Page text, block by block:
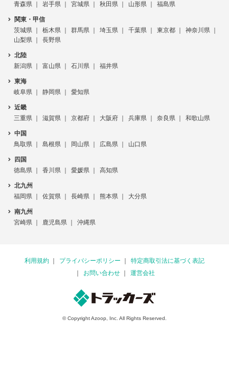
青森県
岩手県 宮城県 秋田県 山形県 福島県
関東・甲信
茨城県
栃木県 群馬県 埼玉県 千葉県 東京都
神奈川県
山梨県
長野県
北陸
新潟県
富山県 石川県 福井県
東海
岐阜県
静岡県 愛知県
近畿
三重県
滋賀県 京都府 大阪府 兵庫県 奈良県 和歌山県
中国
鳥取県
島根県 岡山県 広島県 山口県
四国
徳島県
香川県 愛媛県 高知県
北九州
福岡県
佐賀県 長崎県 熊本県 大分県
南九州
宮崎県
鹿児島県 沖縄県
利用規約 プライバシーポリシー
特定商取引法に基づく表記
お問い合わせ
運営会社
© Copyright Azoop, Inc. All Rights Reserved.